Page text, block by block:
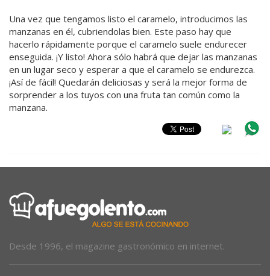
Una vez que tengamos listo el caramelo, introducimos las
manzanas en él, cubriendolas bien. Este paso hay que
hacerlo rápidamente porque el caramelo suele endurecer
enseguida. ¡Y listo! Ahora sólo habrá que dejar las manzanas
en un lugar seco y esperar a que el caramelo se endurezca.
¡Así de fácil! Quedarán deliciosas y será la mejor forma de
sorprender a los tuyos con una fruta tan común como la
manzana.
Desde 1996, el magazine gastronómico en internet.